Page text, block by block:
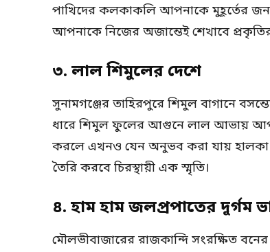
পাখিদের কলকাকলি আপনাকে মুহূর্তের
আপনাকে নিজের অজান্তেই শেখাবে
৩. লাল শিমুলের দেশে
সুনামগঞ্জের তাহিরপুরে শিমুল বাগানে
ধারে শিমুল ফুলের আগুনে লাল আভায়
করলে এখনও যেন অনুভব করা যায়
তৈরি করবে চিরস্থায়ী এক স্মৃতি।
৪. হাম হাম জলপ্রপাতের দুর্গম
মৌলভীবাজারের রাজকান্দি সংরক্ষিত